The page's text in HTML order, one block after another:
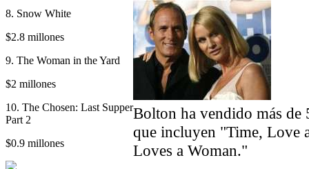
8. Snow White
$2.8 millones
9. The Woman in the Yard
$2 millones
10. The Chosen: Last Supper
Part 2
$0.9 millones
Bolton ha vendido más de
que incluyen "Time, Love
Loves a Woman."